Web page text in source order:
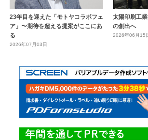
23年目を迎えた「モトヤコラボフェ
ア」〜期待を超える提案がここにあ
る
2026年07月03日
太陽印刷工
の創出へ
2026年06月15